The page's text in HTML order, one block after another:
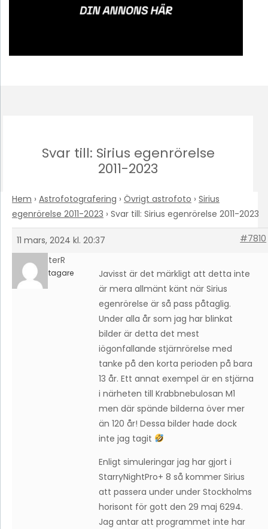
Svar till: Sirius egenrörelse
2011-2023
Hem › Astrofotografering › Övrigt astrofoto › Sirius
egenrörelse 2011-2023 › Svar till: Sirius egenrörelse 2011-2023
11 mars, 2024 kl. 20:37
#7810
PeterR
Deltagare
Javisst är det märkligt att detta inte
är mera allmänt känt när Sirius
egenrörelse är så pass påtaglig.
Under alla år som jag har blinkat
bilder är detta det mest
iögonfallande stjärnrörelse med
tanke på den korta perioden på bara
13 år. Ett annat exempel är en stjärna
i närheten till Krabbnebulosan M1
men där spände bilderna över mer
än 120 år! Dessa bilder hade dock
inte jag tagit
Enligt simuleringar jag har gjort i
StarryNightPro+ 8 så kommer Sirius
att passera under under Stockholms
horisont för gott den 29 maj 6294.
Jag antar att programmet inte har